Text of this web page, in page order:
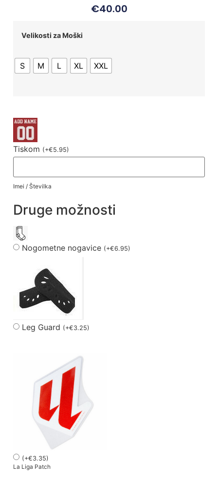
€40.00
Velikosti za Moški
S M L XL XXL
Tiskom (+€5.95)
Imei / Številka
Druge možnosti
Nogometne nogavice (+€6.95)
Leg Guard (+€3.25)
(+€3.35)
La Liga Patch